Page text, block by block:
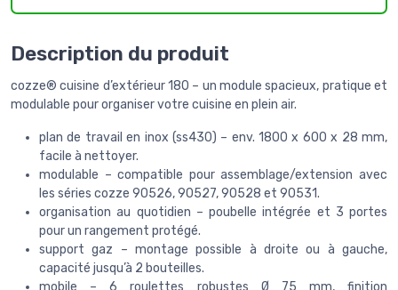
Description du produit
cozze® cuisine d’extérieur 180 – un module spacieux, pratique et
modulable pour organiser votre cuisine en plein air.
plan de travail en inox (ss430) – env. 1800 x 600 x 28 mm,
facile à nettoyer.
modulable – compatible pour assemblage/extension avec
les séries cozze 90526, 90527, 90528 et 90531.
organisation au quotidien – poubelle intégrée et 3 portes
pour un rangement protégé.
support gaz – montage possible à droite ou à gauche,
capacité jusqu’à 2 bouteilles.
mobile – 6 roulettes robustes Ø 75 mm, finition